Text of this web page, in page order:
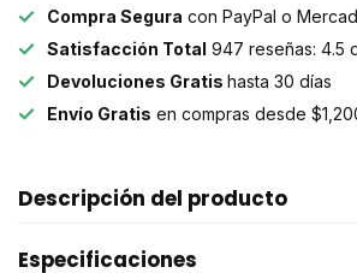
Compra Segura con PayPal o
Satisfacción Total 947 reseñas: 4.5
Devoluciones Gratis hasta 30 días
Envío Gratis en compras desde
Descripción del producto
Especificaciones